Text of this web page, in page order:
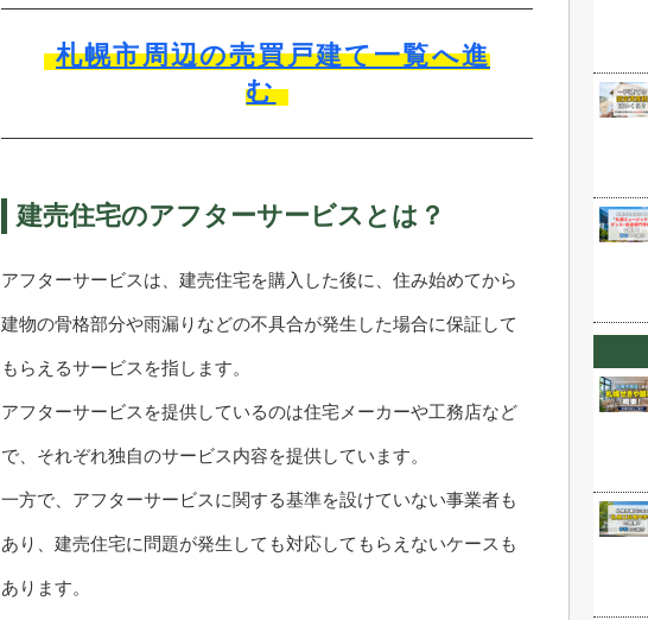
札幌市周辺の売買戸建て一覧へ進
む
建売住宅のアフターサービスとは？
アフターサービスは、建売住宅を購入した後に、住み始めてから
建物の骨格部分や雨漏りなどの不具合が発生した場合に保証して
もらえるサービスを指します。
アフターサービスを提供しているのは住宅メーカーや工務店など
で、それぞれ独自のサービス内容を提供しています。
一方で、アフターサービスに関する基準を設けていない事業者も
あり、建売住宅に問題が発生しても対応してもらえないケースも
あります。